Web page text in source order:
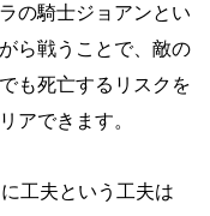
の騎士ジョアンとい
ら戦うことで、敵の
も死亡するリスクを
アできます。
工夫という工夫は